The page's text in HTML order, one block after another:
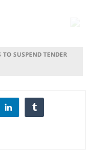
SUSPEND TENDER